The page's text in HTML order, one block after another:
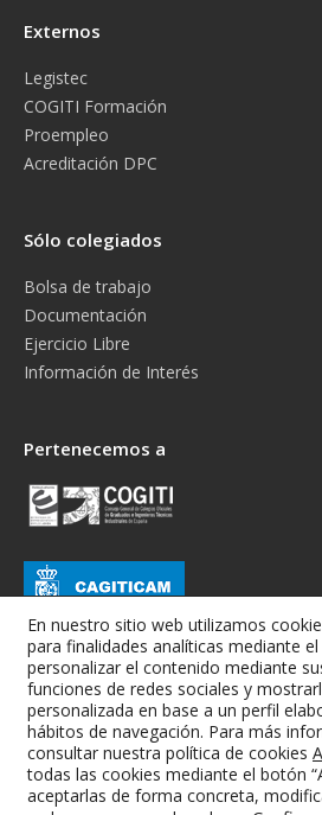
Externos
Legistec
COGITI Formación
Proempleo
Acreditación DPC
Sólo colegiados
Bolsa de trabajo
Documentación
Ejercicio Libre
Información de Interés
Pertenecemos a
Colegio Oficial de Graduados e
Albacete
En nuestro sitio web utilizamos
para finalidades analíticas mediante
personalizar el contenido mediante
funciones de redes sociales y
personalizada en base a un perfil
hábitos de navegación. Para más
consultar nuestra política de cookies
todas las cookies mediante el botón
aceptarlas de forma concreta,